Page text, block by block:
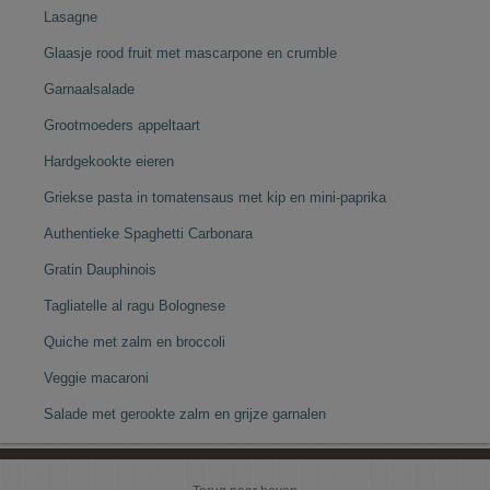
Lasagne
Glaasje rood fruit met mascarpone en crumble
Garnaalsalade
Grootmoeders appeltaart
Hardgekookte eieren
Griekse pasta in tomatensaus met kip en mini-paprika
Authentieke Spaghetti Carbonara
Gratin Dauphinois
Tagliatelle al ragu Bolognese
Quiche met zalm en broccoli
Veggie macaroni
Salade met gerookte zalm en grijze garnalen